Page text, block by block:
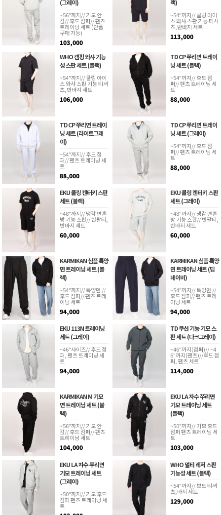
(그레이)
~56"까지// 기모 안
감// 후드 점퍼// 팬츠
트레이닝 세트 (단품
구매 가능)
103,000
랙)
~54"까지// 쿨링 아이
스 와샤 스판 기능 티셔
츠,반바지 세트
113,000
WHO 캠핑 와샤 기능
성 스판 세트 (블랙)
~54"까지// 쿨링 아이
스 와샤 스판 기능 티셔
츠,반바지 세트
106,000
TD CP 쭈리면 트레이
닝 세트 (블랙)
~54"까지// 후드 점
퍼// 팬츠 트레이닝 세
트
88,000
TD CP 쭈리면 트레이
닝 세트 (라이트그레
이)
~54"까지// 후드 점
퍼// 팬츠 트레이닝 세
트
88,000
TD CP 쭈리면 트레이
닝 세트 (그레이)
~54"까지// 후드 점
퍼// 팬츠 트레이닝 세
트
88,000
EKU 쿨링 켄터키 스판
세트 (블랙)
~48"까지// 냉감 면혼
방 기능 스판// 반팔티,
반바지 세트
60,000
EKU 쿨링 켄터키 스판
세트 (그레이)
~48"까지// 냉감 면혼
방 기능 스판// 반팔티,
반바지 세트
60,000
KARMIKAN 심플 특양
면 트레이닝 세트 (블
랙)
~54"까지// 특양면 //
후드 점퍼// 팬츠 트레
이닝 세트
94,000
KARMIKAN 심플 특양
면 트레이닝 세트 (딥
네이비)
~54"까지// 특양면 //
후드 점퍼// 팬츠 트레
이닝 세트
94,000
EKU 113N 트레이닝
세트 (그레이)
~46"사이즈// 후드 점
퍼, 팬츠 트레이닝 세
트
94,000
TD 쿠션 기능 기모 스
판 세트 (다크그레이)
~46"까지(점퍼)// ~4
6"까지(팬츠)//후드 점
퍼, 팬츠 세트
114,000
KARMIKAN M 기모
면 트레이닝 세트 (블
랙)
~56"까지// 기모 안
감// 후드 점퍼// 팬츠
트레이닝 세트
104,000
EKU LA 자수 쭈리면
기모 트레이닝 세트
(블랙)
~50"까지// 기모 후드
점퍼 팬츠 트레이닝 세
트
103,000
EKU LA 자수 쭈리면
기모 트레이닝 세트
(그레이)
~50"까지// 기모 후드
점퍼 팬츠 트레이닝 세
트
WHO 멀티 레저 스판
기능성 세트 (블랙)
~54"까지// 보드 티셔
츠,바지 세트
129,000